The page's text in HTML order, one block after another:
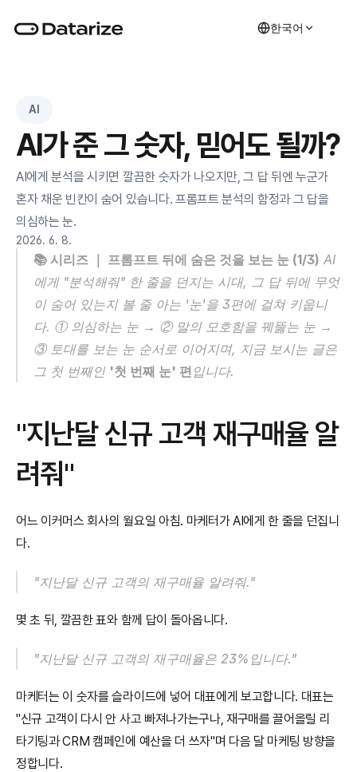
한국어
AI
AI가 준 그 숫자, 믿어도 될까?
AI에게 분석을 시키면 깔끔한 숫자가 나오지만, 그 답 뒤엔 누군가
혼자 채운 빈칸이 숨어 있습니다. 프롬프트 분석의 함정과 그 답을
의심하는 눈.
2026. 6. 8.
📚 시리즈 ｜ 프롬프트 뒤에 숨은 것을 보는 눈 (1/3) AI
에게 "분석해줘" 한 줄을 던지는 시대, 그 답 뒤에 무엇
이 숨어 있는지 볼 줄 아는 '눈'을 3편에 걸쳐 키웁니
다. ① 의심하는 눈 → ② 말의 모호함을 꿰뚫는 눈 →
③ 토대를 보는 눈 순서로 이어지며, 지금 보시는 글은
그 첫 번째인 '첫 번째 눈' 편 입니다.
"지난달 신규 고객 재구매율 알
려줘"
어느 이커머스 회사의 월요일 아침. 마케터가 AI에게 한 줄을 던집니
다.
"지난달 신규 고객의 재구매율 알려줘."
몇 초 뒤, 깔끔한 표와 함께 답이 돌아옵니다.
"지난달 신규 고객의 재구매율은 23%입니다."
마케터는 이 숫자를 슬라이드에 넣어 대표에게 보고합니다. 대표는
"신규 고객이 다시 안 사고 빠져나가는구나, 재구매를 끌어올릴 리
타기팅과 CRM 캠페인에 예산을 더 쓰자"며 다음 달 마케팅 방향을
정합니다.